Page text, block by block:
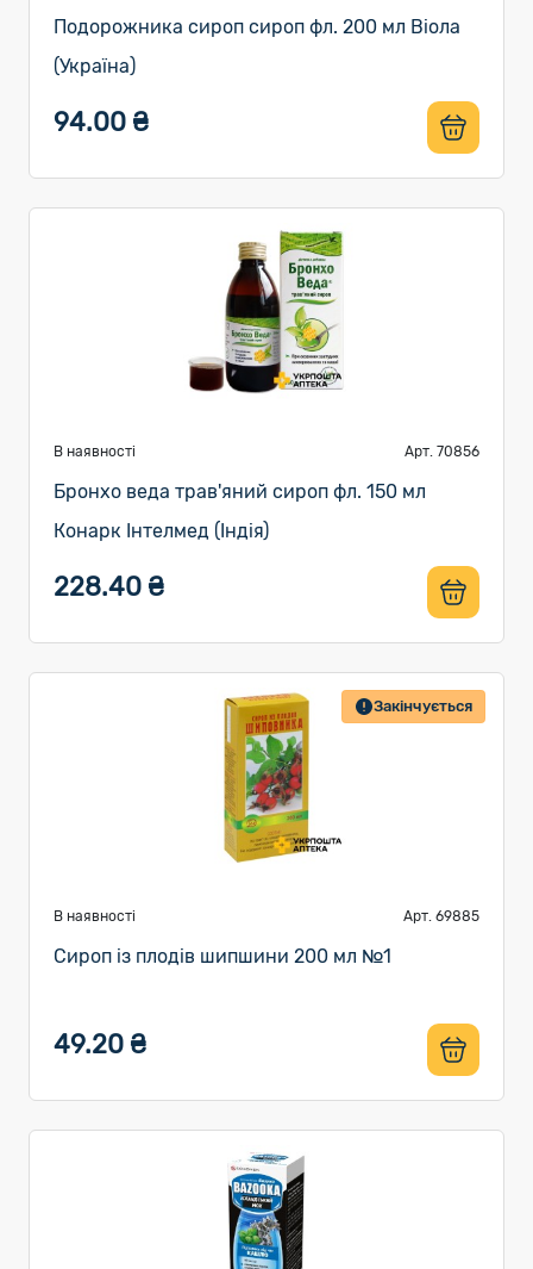
Подорожника сироп сироп фл. 200 мл Віола
(Україна)
94.00 ₴
В наявності Арт. 70856
Бронхо веда трав'яний сироп фл. 150 мл
Конарк Інтелмед (Індія)
228.40 ₴
Закінчується
В наявності Арт. 69885
Сироп із плодів шипшини 200 мл №1
49.20 ₴